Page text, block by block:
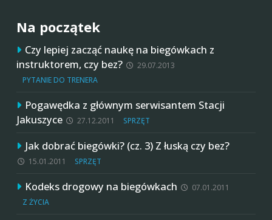
Na początek
Czy lepiej zacząć naukę na biegówkach z
instruktorem, czy bez?
29.07.2013
PYTANIE DO TRENERA
Pogawędka z głównym serwisantem Stacji
Jakuszyce
27.12.2011 SPRZĘT
Jak dobrać biegówki? (cz. 3) Z łuską czy bez?
15.01.2011 SPRZĘT
Kodeks drogowy na biegówkach
07.01.2011
Z ŻYCIA